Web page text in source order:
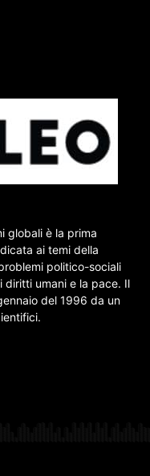
globali è la prima
ai temi della
politico-sociali
diritti umani e la pace. Il
del 1996 da un